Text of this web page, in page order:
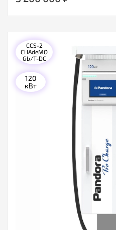
CCS-2
CHAdeMO
Gb/T-DC
120
кВт